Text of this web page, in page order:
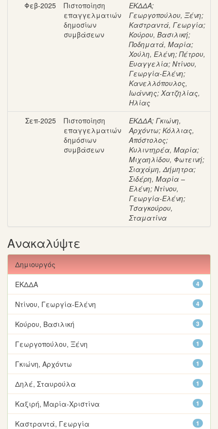
Φεβ-2025
Πιστοποίηση
επαγγελματιών
δημοσίων
συμβάσεων
ΕΚΔΔΑ;
Γεωργοπούλου, Ξένη;
Καστραντά, Γεωργία;
Κούρου, Βασιλική;
Ποδηματά, Μαρία;
Χούλη, Ελένη;Πέτρου,
Ευαγγελία; Ντίνου,
Γεωργία-Ελένη;
Κανελλόπουλος,
Ιωάννης; Χατζηλίας,
Ηλίας
Σεπ-2025
Πιστοποίηση
επαγγελματιών
δημόσιων
συμβάσεων
ΕΚΔΔΑ; Γκιώνη,
Αρχόντω; Κόλλιας,
Απόστολος;
Κυλιντηρέα, Μαρία;
Μιχαηλίδου, Φωτεινή;
Σιαχάμη, Δήμητρα;
Σιδέρη, Μαρία –
Ελένη; Ντίνου,
Γεωργία-Ελένη;
Τσαγκούρου,
Σταματίνα
Ανακαλύψτε
Δημιουργός
4
ΕΚΔΔΑ
4
Ντίνου, Γεωργία-Ελένη
3
Κούρου, Βασιλική
1
Γεωργοπούλου, Ξένη
1
Γκιώνη, Αρχόντω
1
Δηλέ, Σταυρούλα
1
Καξιρή, Μαρία-Χριστίνα
1
Καστραντά, Γεωργία